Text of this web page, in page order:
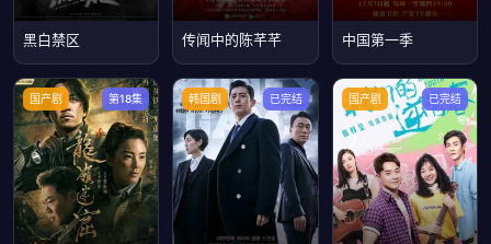
黑白禁区 传闻中的陈芊芊 中国第一季
国产剧 第18集 韩国剧 已完结 国产剧 已完结